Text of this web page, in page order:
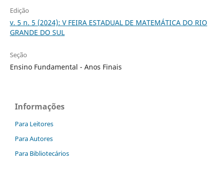
Edição
v. 5 n. 5 (2024): V FEIRA ESTADUAL DE MATEMÁTICA DO RIO
GRANDE DO SUL
Seção
Ensino Fundamental - Anos Finais
Informações
Para Leitores
Para Autores
Para Bibliotecários